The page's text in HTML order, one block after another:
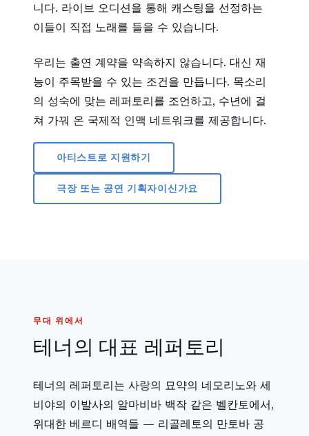
니다. 라이브 오디션을 통해 캐스팅을 선정하는
이들이 직접 노래를 들을 수 있습니다.
우리는 출연 계약을 약속하지 않습니다. 대신 재
능이 주목받을 수 있는 조건을 만듭니다. 목소리
의 성숙에 맞는 레퍼토리를 조언하고, 수년에 걸
쳐 가꿔 온 국제적 인맥 네트워크를 제공합니다.
아티스트로 지원하기
극장 또는 공연 기획자이신가요
무대 위에서
테너의 대표 레퍼토리
테너의 레퍼토리는 사랑의 묘약의 네모리노와 세
비야의 이발사의 알마비바 백작 같은 벨칸토에서,
위대한 베르디 배역들 — 리골레토의 만토바 공